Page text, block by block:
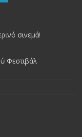
σινεμά!
Φεστιβάλ